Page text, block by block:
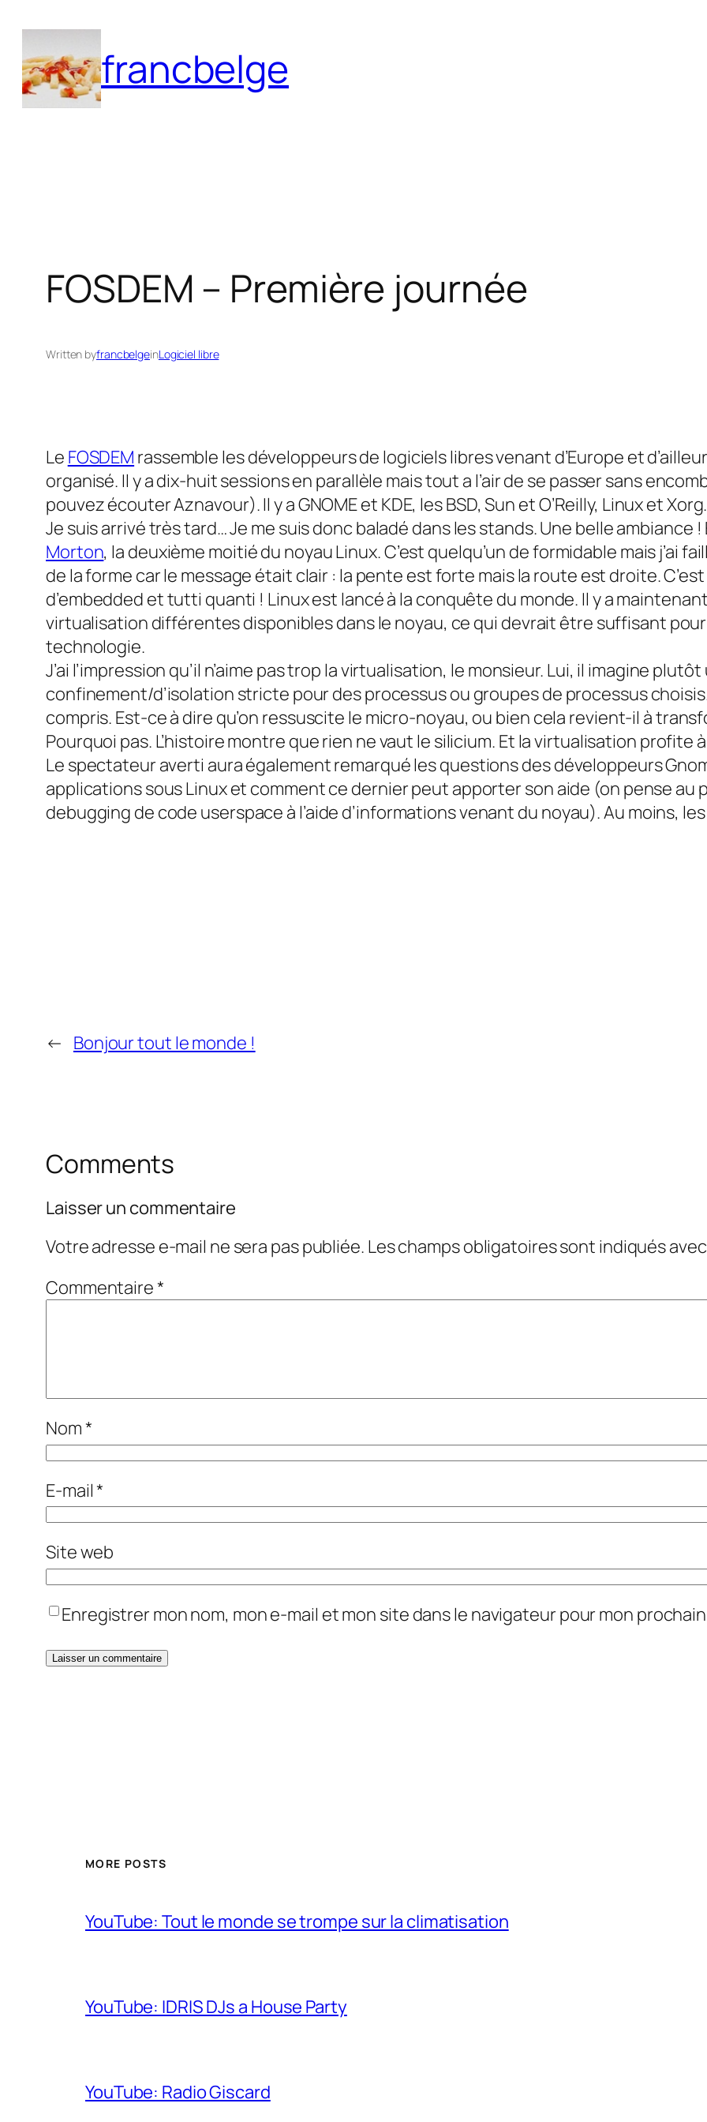
contenu
francbelge
FOSDEM – Première journée
Written byfrancbelgeinLogiciel libre
Le FOSDEM rassemble les développeurs de logiciels libres venant d’Europe et
organisé. Il y a dix-huit sessions en parallèle mais tout a l’air de se passer sans
pouvez écouter Aznavour). Il y a GNOME et KDE, les BSD, Sun et O’Reilly, Linux et
Je suis arrivé très tard… Je me suis donc baladé dans les stands. Une belle ambiance !
Morton, la deuxième moitié du noyau Linux. C’est quelqu’un de formidable mais j’ai
de la forme car le message était clair : la pente est forte mais la route est droite.
d’embedded et tutti quanti ! Linux est lancé à la conquête du monde. Il y a
virtualisation différentes disponibles dans le noyau, ce qui devrait être suffisant
technologie.
J’ai l’impression qu’il n’aime pas trop la virtualisation, le monsieur. Lui, il imagine
confinement/d’isolation stricte pour des processus ou groupes de processus
compris. Est-ce à dire qu’on ressuscite le micro-noyau, ou bien cela revient-il à
Pourquoi pas. L’histoire montre que rien ne vaut le silicium. Et la virtualisation profite
Le spectateur averti aura également remarqué les questions des développeurs
applications sous Linux et comment ce dernier peut apporter son aide (on pense au
debugging de code userspace à l’aide d’informations venant du noyau). Au moins,
← Bonjour tout le monde !
Comments
Laisser un commentaire
Votre adresse e-mail ne sera pas publiée. Les champs obligatoires sont indiqués
Commentaire*
Nom*
E-mail*
Site web
Enregistrer mon nom, mon e-mail et mon site dans le navigateur pour mon
MORE POSTS
YouTube: Tout le monde se trompe sur la climatisation
YouTube: IDRIS DJs a House Party
YouTube: Radio Giscard